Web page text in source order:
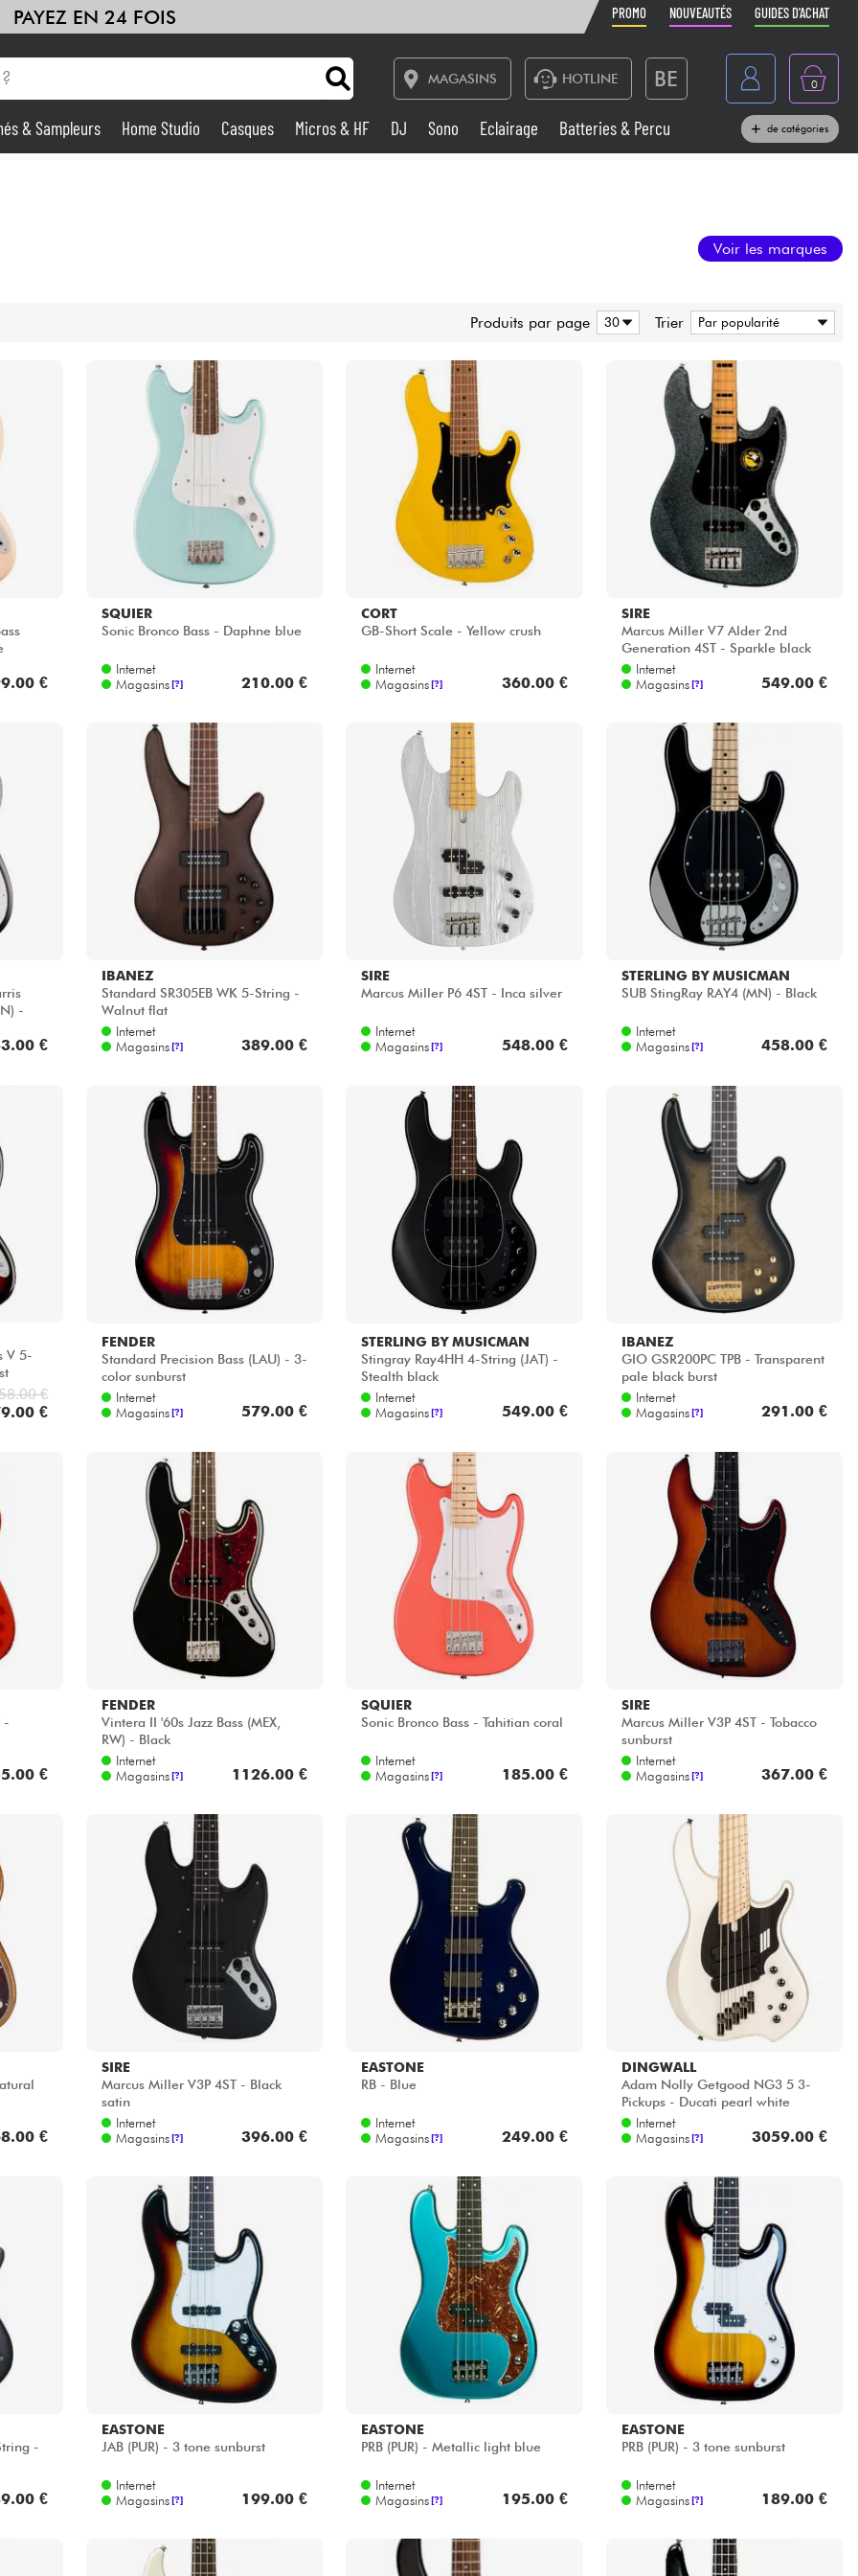
PAYEZ EN 24 FOIS PROMO NOUVEAUTÉS GUIDES D'ACHAT
MAGASINS HOTLINE BE
België
0
Vents
Eveil Musical
Voir nos marques
& Sampleurs Home Studio Casques Micros & HF DJ Sono Eclairage
Batteries & Percu
de catégories
Voir les marques
Produits par page Trier
€
SQUIER
Sonic Bronco Bass - Daphne blue
Internet
Magasins [?] 210.00 €
CORT
GB-Short Scale - Yellow crush
Internet
Magasins [?] 360.00 €
SIRE
Marcus Miller V7 Alder 2nd
Generation 4ST - Sparkle black
Internet
Magasins [?] 549.00 €
-
€
IBANEZ
Standard SR305EB WK 5-String -
Walnut flat
Internet
Magasins [?] 389.00 €
SIRE
Marcus Miller P6 4ST - Inca silver
Internet
Magasins [?] 548.00 €
STERLING BY MUSICMAN
SUB StingRay RAY4 (MN) - Black
Internet
Magasins [?] 458.00 €
V 5-
€
€
FENDER
Standard Precision Bass (LAU) - 3-
color sunburst
Internet
Magasins [?] 579.00 €
STERLING BY MUSICMAN
Stingray Ray4HH 4-String (JAT) -
Stealth black
Internet
Magasins[?] 549.00 €
IBANEZ
GIO GSR200PC TPB - Transparent
pale black burst
Internet
Magasins [?] 291.00 €
-
€
FENDER
Vintera II '60s Jazz Bass (MEX,
RW) - Black
Internet
Magasins [?] 1126.00 €
SQUIER
Sonic Bronco Bass - Tahitian coral
Internet
Magasins [?] 185.00 €
SIRE
Marcus Miller V3P 4ST - Tobacco
sunburst
Internet
Magasins [?] 367.00 €
€
SIRE
Marcus Miller V3P 4ST - Black
satin
Internet
Magasins [?] 396.00 €
EASTONE
RB - Blue
Internet
Magasins [?] 249.00 €
DINGWALL
Adam Nolly Getgood NG3 5 3-
Pickups - Ducati pearl white
Internet
Magasins [?] 3059.00 €
-
€
EASTONE
JAB (PUR) - 3 tone sunburst
Internet
Magasins [?] 199.00 €
EASTONE
PRB (PUR) - Metallic light blue
Internet
Magasins [?] 195.00 €
EASTONE
PRB (PUR) - 3 tone sunburst
Internet
Magasins [?] 189.00 €